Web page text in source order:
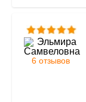
6 отзывов